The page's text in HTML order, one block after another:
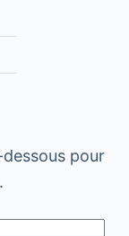
pour